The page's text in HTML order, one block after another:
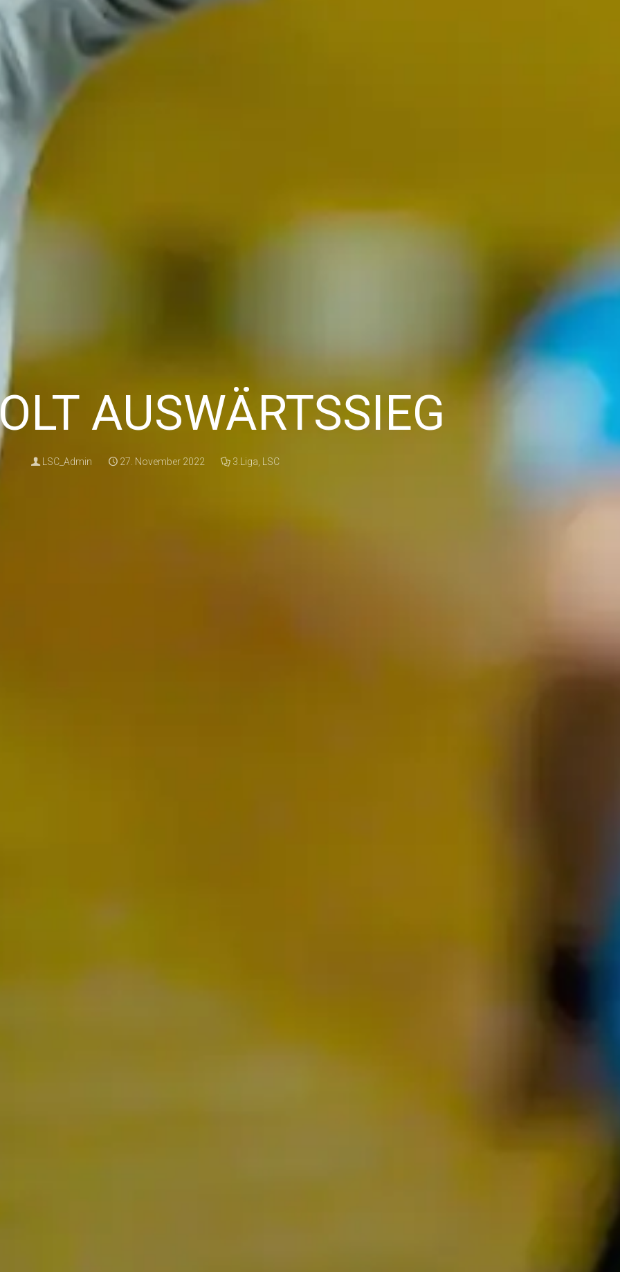
AUSWÄRTSSIEG
LSC_Admin 27. November 2022 3.Liga LSC